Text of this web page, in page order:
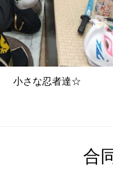
達☆
合